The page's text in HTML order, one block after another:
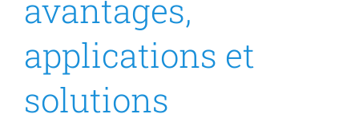
avantages,
applications et
solutions